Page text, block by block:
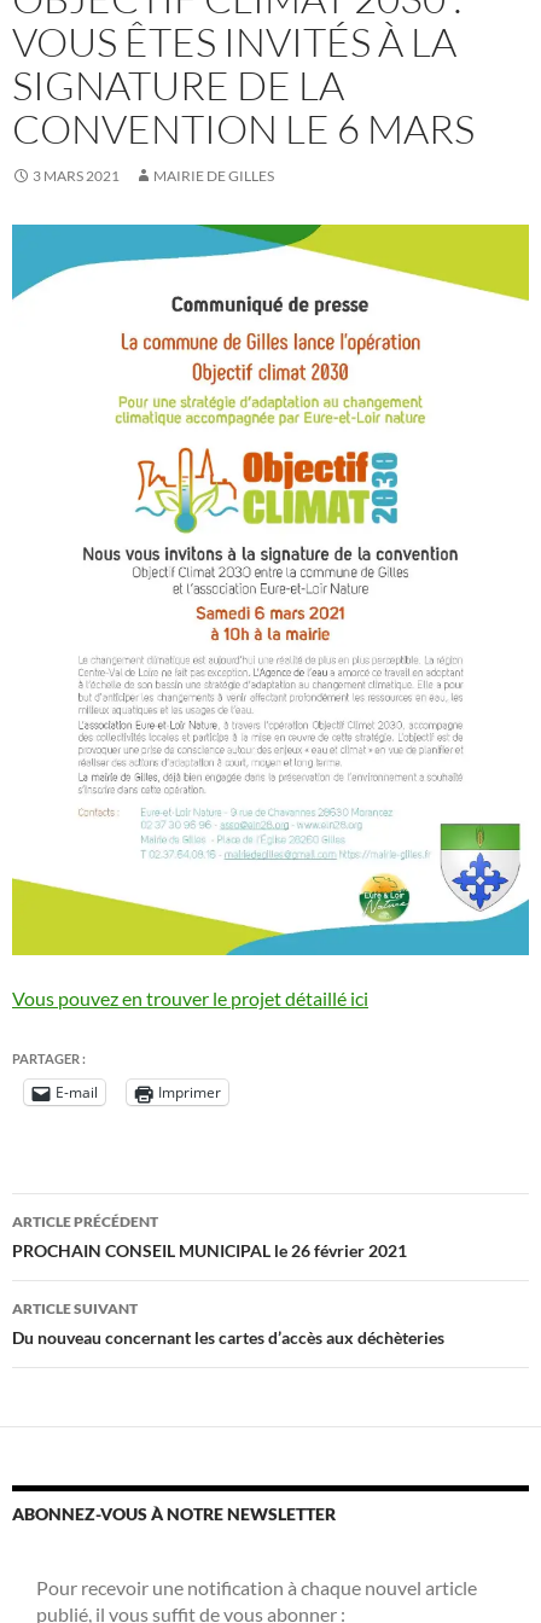
VOUS ÊTES INVITÉS À LA
SIGNATURE DE LA
CONVENTION LE 6 MARS
3 MARS 2021 MAIRIE DE GILLES
Vous pouvez en trouver le projet détaillé ici
PARTAGER :
E-mail Imprimer
Navigation
des
articles
ARTICLE PRÉCÉDENT
PROCHAIN CONSEIL MUNICIPAL le 26 février 2021
ARTICLE SUIVANT
Du nouveau concernant les cartes d’accès aux déchèteries
ABONNEZ-VOUS À NOTRE NEWSLETTER
Pour recevoir une notification à chaque nouvel article
publié, il vous suffit de vous abonner :